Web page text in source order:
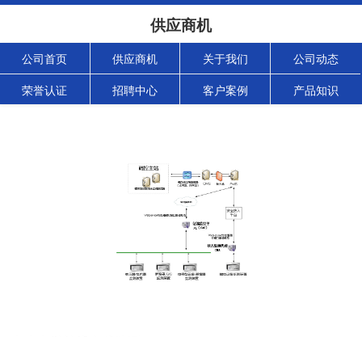
供应商机
公司首页 供应商机 关于我们 公司动态
荣誉认证 招聘中心 客户案例 产品知识